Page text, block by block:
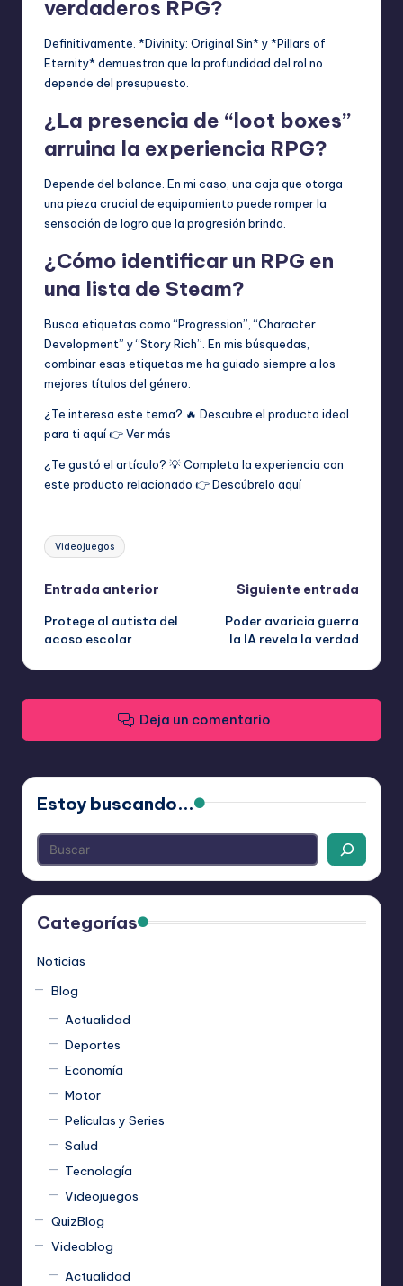
verdaderos RPG?
Definitivamente. *Divinity: Original Sin* y *Pillars of
Eternity* demuestran que la profundidad del rol no
depende del presupuesto.
¿La presencia de “loot boxes”
arruina la experiencia RPG?
Depende del balance. En mi caso, una caja que otorga
una pieza crucial de equipamiento puede romper la
sensación de logro que la progresión brinda.
¿Cómo identificar un RPG en
una lista de Steam?
Busca etiquetas como “Progression”, “Character
Development” y “Story Rich”. En mis búsquedas,
combinar esas etiquetas me ha guiado siempre a los
mejores títulos del género.
¿Te interesa este tema? 🔥 Descubre el producto ideal
para ti aquí 👉Ver más
¿Te gustó el artículo? 💡 Completa la experiencia con
este producto relacionado 👉Descúbrelo aquí
Etiquetas:
Videojuegos
Navegación
de
entradas
Entrada anterior
Protege al autista del
acoso escolar
Siguiente entrada
Poder avaricia guerra
la IA revela la verdad
Deja un comentario
Estoy buscando...
Categorías
Noticias
Blog
Actualidad
Deportes
Economía
Motor
Películas y Series
Salud
Tecnología
Videojuegos
QuizBlog
Videoblog
Actualidad